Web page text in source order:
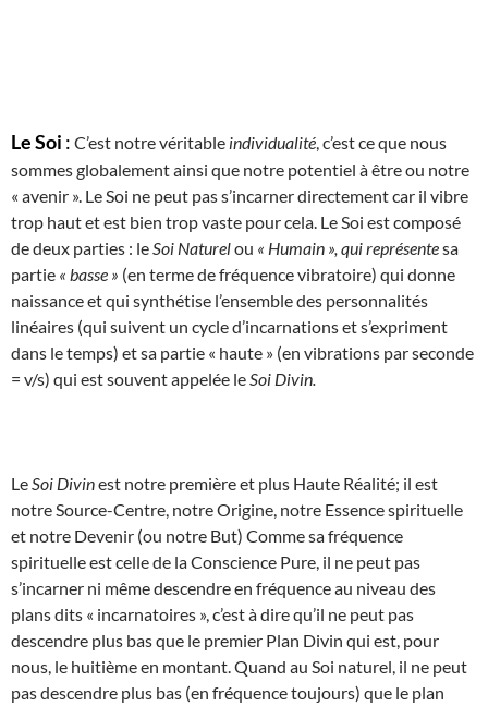
Le Soi : C’est notre véritable individualité , c’est ce que nous
sommes globalement ainsi que notre potentiel à être ou notre
« avenir ». Le Soi ne peut pas s’incarner directement car il vibre
trop haut et est bien trop vaste pour cela. Le Soi est composé
de deux parties : le Soi Naturelou « Humain », qui représentesa
partie « basse » (en terme de fréquence vibratoire) qui donne
naissance et qui synthétise l’ensemble des personnalités
linéaires (qui suivent un cycle d’incarnations et s’expriment
dans le temps) et sa partie « haute » (en vibrations par seconde
= v/s) qui est souvent appelée le Soi Divin.
Le Soi Divinest notre première et plus Haute Réalité; il est
notre Source-Centre, notre Origine, notre Essence spirituelle
et notre Devenir (ou notre But) Comme sa fréquence
spirituelle est celle de la Conscience Pure, il ne peut pas
s’incarner ni même descendre en fréquence au niveau des
plans dits « incarnatoires », c’est à dire qu’il ne peut pas
descendre plus bas que le premier Plan Divin qui est, pour
nous, le huitième en montant. Quand au Soi naturel, il ne peut
pas descendre plus bas (en fréquence toujours) que le plan